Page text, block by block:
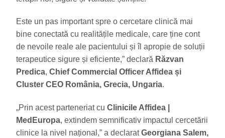
Este un pas important spre o cercetare clinică mai
bine conectată cu realitățile medicale, care ține cont
de nevoile reale ale pacientului și îl apropie de soluții
terapeutice sigure și eficiente,” declară Răzvan
Predica, Chief Commercial Officer Affidea și
Cluster CEO România, Grecia, Ungaria.
„Prin acest parteneriat cu Clinicile Affidea |
MedEuropa, extindem semnificativ impactul cercetării
clinice la nivel național,” a declaratGeorgiana Salem,